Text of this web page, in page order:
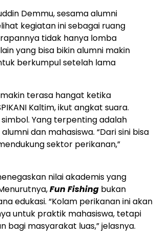
Demmu, sesama alumni
kegiatan ini sebagai ruang
tidak hanya lomba
yang bisa bikin alumni makin
berkumpul setelah lama
terasa hangat ketika
Kaltim, ikut angkat suara.
Yang terpenting adalah
dan mahasiswa. “Dari sini bisa
sektor perikanan,”
nilai akademis yang
Fun Fishing bukan
edukasi. “Kolam perikanan ini akan
untuk praktik mahasiswa, tetapi
bagi masyarakat luas,” jelasnya.